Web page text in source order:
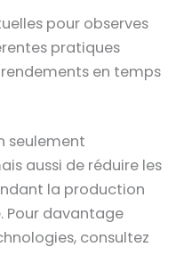
pour observes
pratiques
en temps
seulement
aussi de réduire les
la production
Pour davantage
consultez